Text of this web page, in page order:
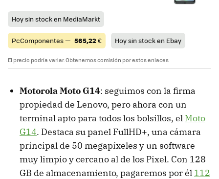
Hoy sin stock en MediaMarkt
PcComponentes — 565,22 € Hoy sin stock en Ebay
El precio podría variar. Obtenemos comisión por estos enlaces
Motorola Moto G14: seguimos con la firma
propiedad de Lenovo, pero ahora con un
terminal apto para todos los bolsillos, el Moto
G14. Destaca su panel FullHD+, una cámara
principal de 50 megapíxeles y un software
muy limpio y cercano al de los Pixel. Con 128
GB de almacenamiento, pagaremos por él 112